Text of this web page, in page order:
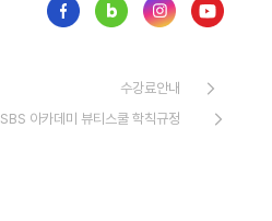
수강료안내
SBS 아카데미 뷰티스쿨 학칙규정